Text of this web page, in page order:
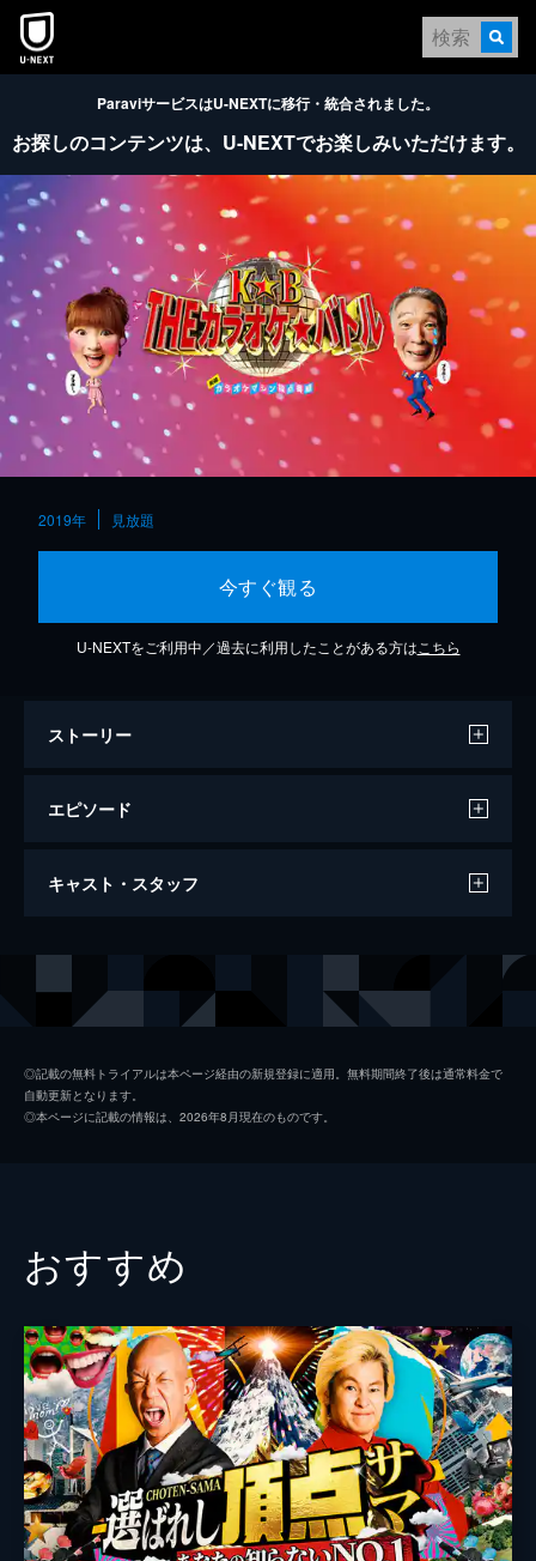
本文へスキップ
ParaviサービスはU-NEXTに移行・統合されました。
お探しのコンテンツは、 U-NEXTでお楽しみいただけます。
2019年 見放題
今すぐ観る
U-NEXTをご利用中／過去に利用したことがある方は こちら
ストーリー
エピソード
#1 世界が熱狂した！国民的アニメソング
本全国・さらに世界から集結した歌うま18名
歌うご本人も登場してスタジオ騒然！
#2 つんく♂も大絶賛！U-18歌うま王座決
定戦2026
番組史上初！出場できるのはカラオケ採点で
キャスト・スタッフ
柳原可奈子
プロデューサー
◎記載の無料トライアルは本ページ経由の新規登録に適用。無料期間終了後は通常料金で
自動更新となります。
◎本ページに記載の情報は、2026年8月現在のものです。
おすすめ